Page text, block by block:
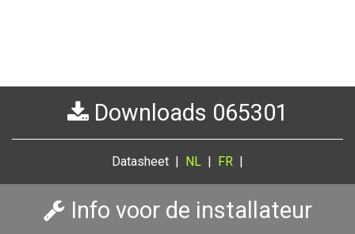
Downloads 065301
Datasheet | NL | FR |
Info voor de installateur